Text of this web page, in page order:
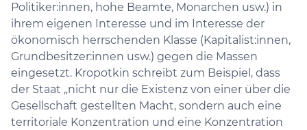
Politiker:innen, hohe Beamte, Monarchen usw.) in
ihrem eigenen Interesse und im Interesse der
ökonomisch herrschenden Klasse (Kapitalist:innen,
Grundbesitzer:innen usw.) gegen die Massen
eingesetzt. Kropotkin schreibt zum Beispiel, dass
der Staat „nicht nur die Existenz von einer über die
Gesellschaft gestellten Macht, sondern auch eine
territoriale Konzentration und eine Konzentration